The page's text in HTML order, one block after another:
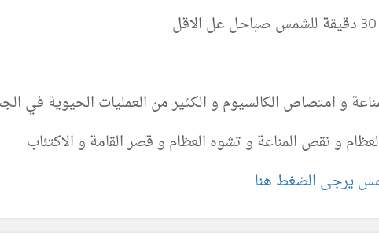
و امتصاص الكالسيوم و الكثير من العمليات الحيوية في
و نقص المناعة و تشوه العظام و قصر القامة و الاكتئاب
يرجى الضغط هنا